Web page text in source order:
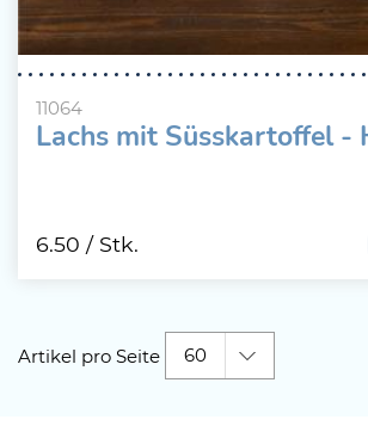
11064
Lachs mit Süsskartoffel -
6.50 / Stk.
Artikel pro Seite 60